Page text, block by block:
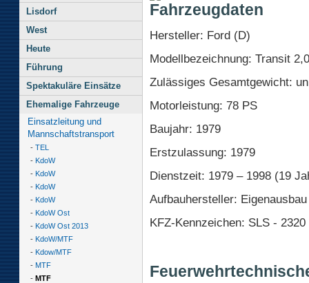
Lisdorf
West
Heute
Führung
Spektakuläre Einsätze
Ehemalige Fahrzeuge
Einsatzleitung und
Mannschaftstransport
- TEL
- KdoW
- KdoW
- KdoW
- KdoW
- KdoW Ost
- KdoW Ost 2013
- KdoW/MTF
- Kdow/MTF
- MTF
- MTF
Fahrzeugdaten
Hersteller: Ford (D)
Modellbezeichnung: Transit
Zulässiges Gesamtgewicht:
Motorleistung: 78 PS
Baujahr: 1979
Erstzulassung: 1979
Dienstzeit: 1979 – 1998 (19
Aufbauhersteller: Eigenausbau
KFZ-Kennzeichen: SLS - 2320